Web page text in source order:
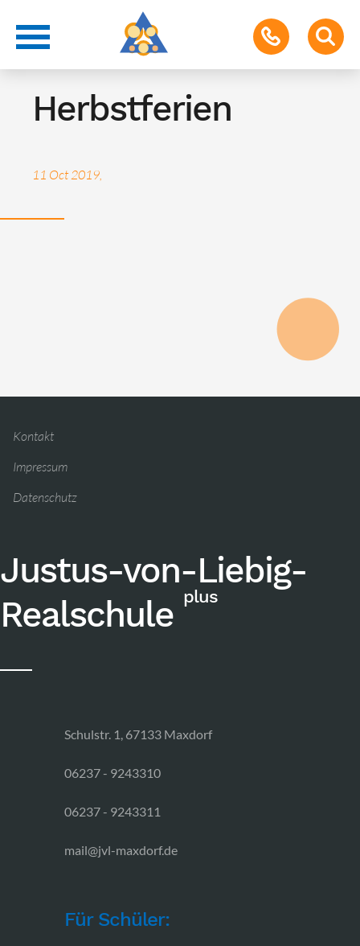
Ferien
Herbstferien
11 Oct 2019,
Kontakt
Impressum
Datenschutz
Justus-von-Liebig-
Realschule plus
Schulstr. 1, 67133 Maxdorf
06237 - 9243310
06237 - 9243311
mail@jvl-maxdorf.de
Für Schüler: